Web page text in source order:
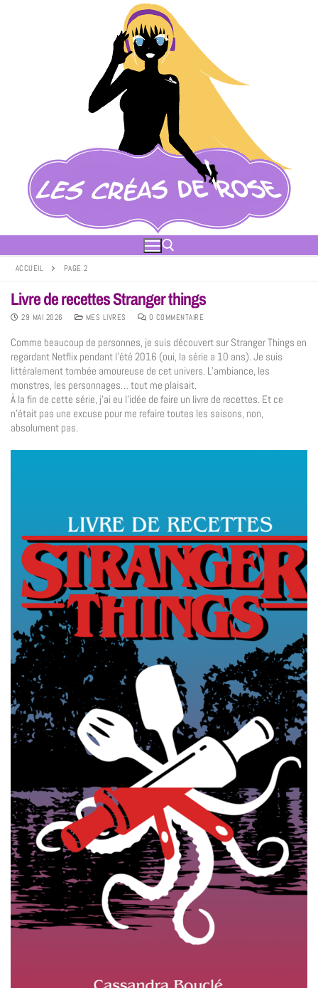
ACCUEIL PAGE 2
Livre de recettes Stranger things
29 MAI 2026 MES LIVRES 0 COMMENTAIRE
Comme beaucoup de personnes, je suis découvert sur Stranger Things en
regardant Netflix pendant l’été 2016 (oui, la série a 10 ans). Je suis
littéralement tombée amoureuse de cet univers. L’ambiance, les
monstres, les personnages… tout me plaisait.
À la fin de cette série, j’ai eu l’idée de faire un livre de recettes. Et ce
n’était pas une excuse pour me refaire toutes les saisons, non,
absolument pas.